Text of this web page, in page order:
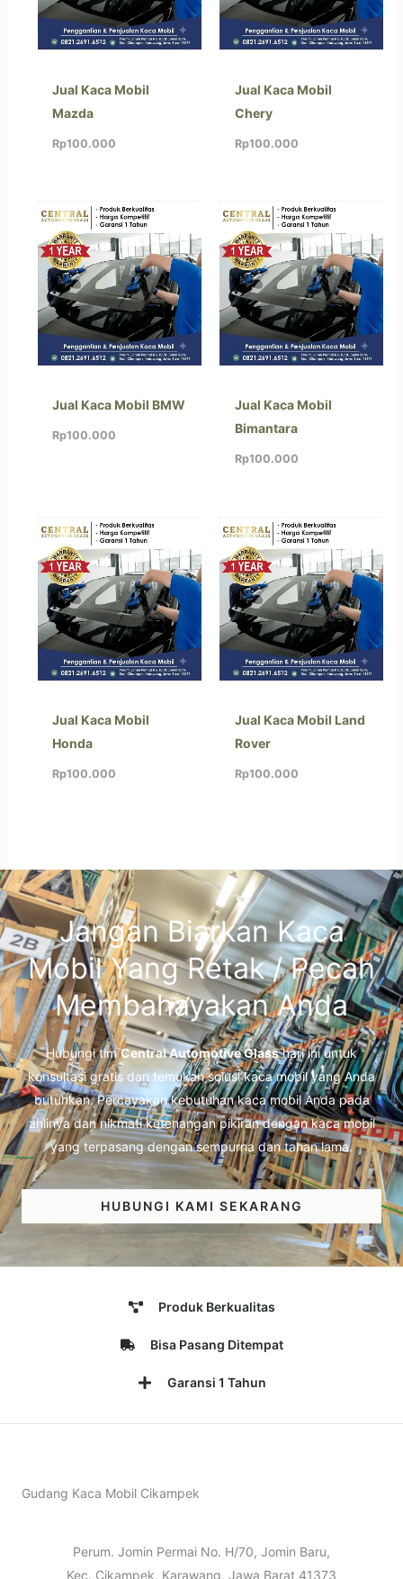
Jual Kaca Mobil
Mazda
Rp100.000
Jual Kaca Mobil
Chery
Rp100.000
Jual Kaca Mobil BMW
Rp100.000
Jual Kaca Mobil
Bimantara
Rp100.000
Jual Kaca Mobil
Honda
Rp100.000
Jual Kaca Mobil Land
Rover
Rp100.000
Jangan Biarkan Kaca
Mobil Yang Retak / Pecah
Membahayakan Anda
Hubungi timCentral Automotive Glasshari ini untuk
konsultasi gratis dan temukan solusi kaca mobil yang Anda
butuhkan. Percayakan kebutuhan kaca mobil Anda pada
ahlinya dan nikmati ketenangan pikiran dengan kaca mobil
yang terpasang dengan sempurna dan tahan lama.
HUBUNGI KAMI SEKARANG
Produk Berkualitas
Bisa Pasang Ditempat
Garansi 1 Tahun
Gudang Kaca Mobil Cikampek
Perum. Jomin Permai No. H/70, Jomin Baru,
Kec. Cikampek, Karawang, Jawa Barat 41373